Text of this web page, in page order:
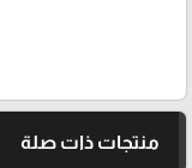
منتجات ذات صلة